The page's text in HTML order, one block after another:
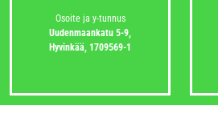
Osoite ja y-tunnus
Uudenmaankatu 5-9,
Hyvinkää, 1709569-1